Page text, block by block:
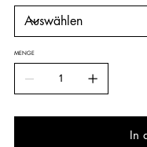
MENGE
In